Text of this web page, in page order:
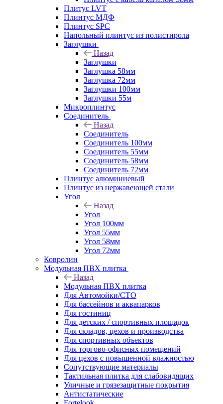
Плитус LVT
Плинтус МДФ
Плинтус SPC
Напольный плинтус из полистирола
Заглушки
Назад
Заглушки
Заглушка 58мм
Заглушка 72мм
Заглушки 100мм
Заглушки 55м
Микроплинтус
Соединитель
Назад
Соединитель
Соединитель 100мм
Соединитель 55мм
Соединитель 58мм
Соединитель 72мм
Плинтус алюминиевый
Плинтус из нержавеющей стали
Угол
Назад
Угол
Угол 100мм
Угол 55мм
Угол 58мм
Угол 72мм
Ковролин
Модульная ПВХ плитка
Назад
Модульная ПВХ плитка
Для Автомойки/СТО
Для бассейнов и аквапарков
Для гостиниц
Для детских / спортивных площадок
Для складов, цехов и производства
Для спортивных объектов
Для торгово-офисных помещений
Для цехов с повышенной влажностью
Сопутствующие материалы
Тактильная плитка для слабовидящих
Уличные и грязезащитные покрытия
Антистатические